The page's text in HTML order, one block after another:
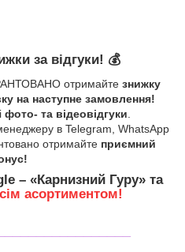
за відгуки! 💰
отримайте знижку
на наступне замовлення!
фото- та відеовідгуки
в Telegram, WhatsApp
отримайте приємний
– «Карнизний Гуру» та
асортиментом!